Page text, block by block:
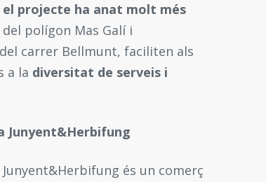
projecte ha anat molt més
del polígon Mas Galí i
carrer Bellmunt, faciliten als
a la diversitat de serveis i
Junyent&Herbifung
Junyent&Herbifung és un comerç